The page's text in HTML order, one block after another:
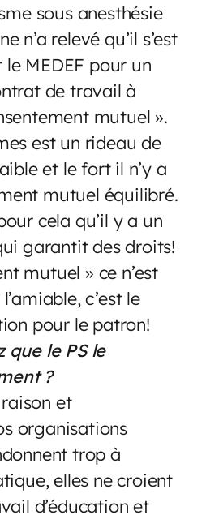
sous anesthésie
n’a relevé qu’il s’est
MEDEF pour un
de travail à
mutuel ».
est un rideau de
et le fort il n’y a
mutuel équilibré.
cela qu’il y a un
garantit des droits!
mutuel » ce n’est
c’est le
pour le patron!
que le PS le
?
et
organisations
trop à
elles ne croient
d’éducation et